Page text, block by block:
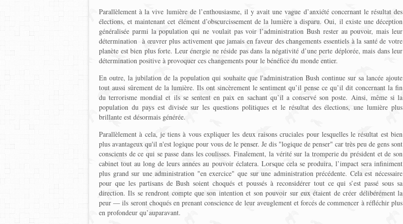
Parallèlement à la vive lumière de l’enthousiasme, il y avait une vague d’anxiété concernant le résultat des
élections, et maintenant cet élément d’obscurcissement de la lumière a disparu. Oui, il existe une déception
généralisée parmi la population qui ne voulait pas voir l’administration Bush rester au pouvoir, mais leur
détermination à œuvrer plus activement que jamais en faveur des changements essentiels à la santé de votre
planète est bien plus forte. Leur énergie ne réside pas dans la négativité d’une perte déplorée, mais dans leur
détermination positive à provoquer ces changements pour le bénéfice du monde entier.
En outre, la jubilation de la population qui souhaite que l'administration Bush continue sur sa lancée ajoute
tout aussi sûrement de la lumière. Ils ont sincèrement le sentiment qu’il pense ce qu’il dit concernant la fin
du terrorisme mondial et ils se sentent en paix en sachant qu’il a conservé son poste. Ainsi, même si la
population du pays est divisée sur les questions politiques et le résultat des élections, une lumière plus
brillante est désormais générée.
Parallèlement à cela, je tiens à vous expliquer les deux raisons cruciales pour lesquelles le résultat est bien
plus avantageux qu'il n'est logique pour vous de le penser. Je dis "logique de penser" car très peu de gens sont
conscients de ce qui se passe dans les coulisses. Finalement, la vérité sur la tromperie du président et de son
cabinet tout au long de leurs années au pouvoir éclatera. Lorsque cela se produira, l’impact sera infiniment
plus grand sur une administration "en exercice" que sur une administration précédente. Cela est nécessaire
pour que les partisans de Bush soient choqués et poussés à reconsidérer tout ce qui s’est passé sous sa
direction. Ils se rendront compte que son intention et son pouvoir sur eux étaient de créer délibérément la
peur — ils seront choqués en prenant conscience de leur aveuglement et forcés de commencer à réfléchir plus
en profondeur qu’auparavant.